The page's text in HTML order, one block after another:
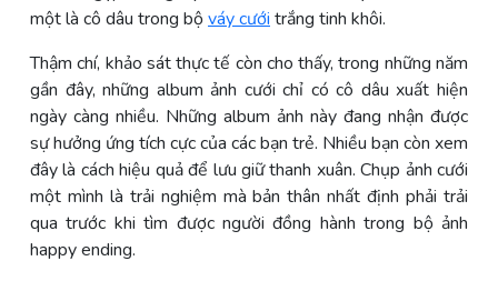
một là cô dâu trong bộváy cưới trắng tinh khôi.
Thậm chí, khảo sát thực tế còn cho thấy, trong những năm
gần đây, những album ảnh cưới chỉ có cô dâu xuất hiện
ngày càng nhiều. Những album ảnh này đang nhận được
sự hưởng ứng tích cực của các bạn trẻ. Nhiều bạn còn xem
đây là cách hiệu quả để lưu giữ thanh xuân. Chụp ảnh cưới
một mình là trải nghiệm mà bản thân nhất định phải trải
qua trước khi tìm được người đồng hành trong bộ ảnh
happy ending.